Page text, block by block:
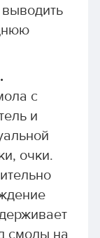
с
и
очки.
смолы на